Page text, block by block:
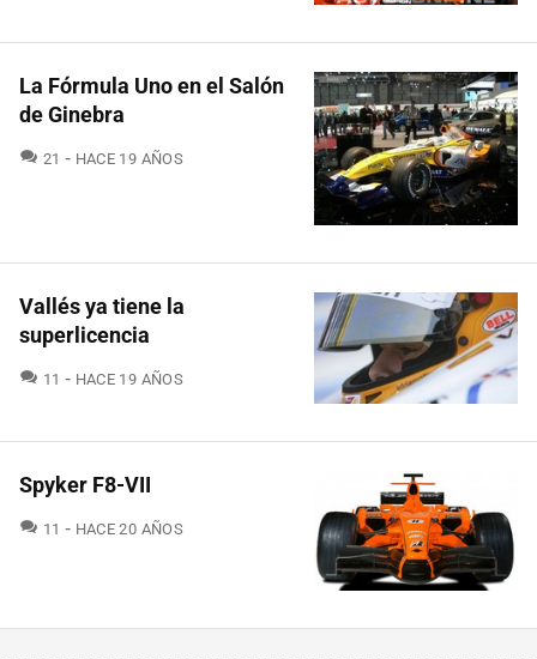
La Fórmula Uno en el Salón
de Ginebra
21 COMENTARIOS
HACE 19 AÑOS
Vallés ya tiene la
superlicencia
11 COMENTARIOS
HACE 19 AÑOS
Spyker F8-VII
11 COMENTARIOS
HACE 20 AÑOS